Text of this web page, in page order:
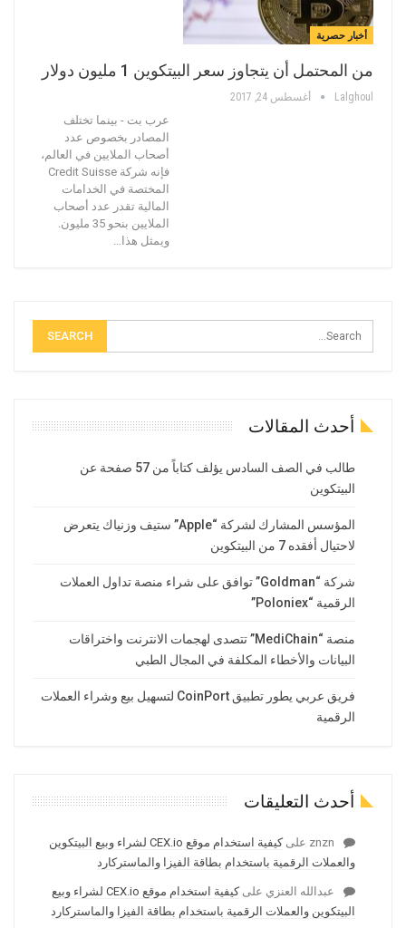
أخبار حصرية
من المحتمل أن يتجاوز سعر البيتكوين 1 مليون دولار
Lalghoul أغسطس 24, 2017
عرب بت - بينما تختلف
المصادر بخصوص عدد
أصحاب الملايين في العالم،
فإنه شركة Credit Suisse
المختصة في الخدامات
المالية تقدر عدد أصحاب
الملايين بنحو 35 مليون.
ويمثل هذا…
أحدث المقالات
طالب في الصف السادس يؤلف كتاباً من 57 صفحة عن
البيتكوين
المؤسس المشارك لشركة “Apple” ستيف وزنياك يتعرض
لاحتيال أفقده 7 من البيتكوين
شركة “Goldman” توافق على شراء منصة تداول العملات
الرقمية “Poloniex”
منصة “MediChain” تتصدى لهجمات الانترنت واختراقات
البيانات والأخطاء المكلفة في المجال الطبي
فريق عربي يطور تطبيق CoinPort لتسهيل بيع وشراء العملات
الرقمية
أحدث التعليقات
znzn على
كيفية استخدام موقع CEX.io لشراء وبيع البيتكوين
والعملات الرقمية باستخدام بطاقة الفيزا والماستركارد
عبدالله العنزي على
كيفية استخدام موقع CEX.io لشراء وبيع
البيتكوين والعملات الرقمية باستخدام بطاقة الفيزا والماستركارد